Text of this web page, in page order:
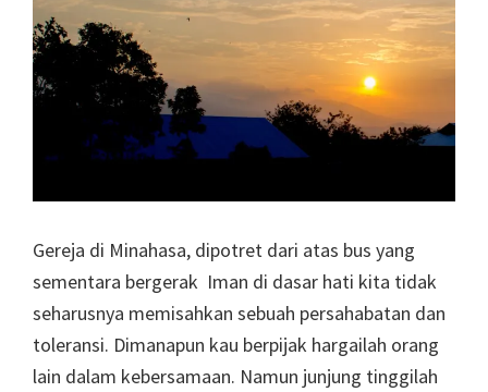
Gereja di Minahasa, dipotret dari atas bus yang
sementara bergerak Iman di dasar hati kita tidak
seharusnya memisahkan sebuah persahabatan dan
toleransi. Dimanapun kau berpijak hargailah orang
lain dalam kebersamaan. Namun junjung tinggilah